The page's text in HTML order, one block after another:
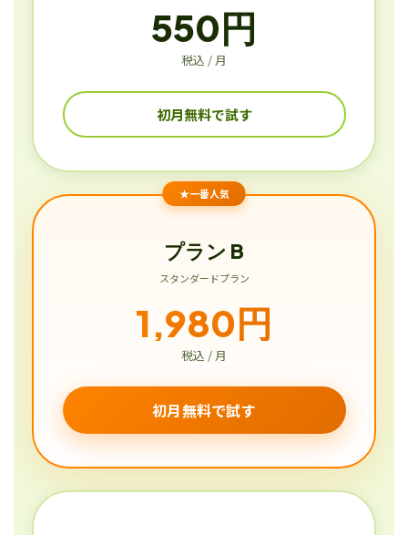
550円
税込 / 月
初月無料で試す
★一番人気
プラン B
スタンダードプラン
1,980円
税込 / 月
初月無料で試す